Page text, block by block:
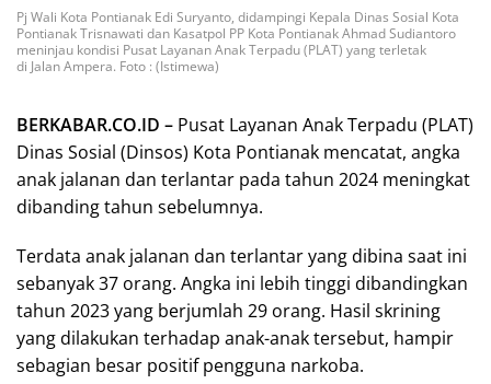
Pj Wali Kota Pontianak Edi Suryanto, didampingi Kepala Dinas Sosial Kota
Pontianak Trisnawati dan Kasatpol PP Kota Pontianak Ahmad Sudiantoro
meninjau kondisi Pusat Layanan Anak Terpadu (PLAT) yang terletak
di Jalan Ampera. Foto : (Istimewa)
BERKABAR.CO.ID – Pusat Layanan Anak Terpadu (PLAT)
Dinas Sosial (Dinsos) Kota Pontianak mencatat, angka
anak jalanan dan terlantar pada tahun 2024 meningkat
dibanding tahun sebelumnya.
Terdata anak jalanan dan terlantar yang dibina saat ini
sebanyak 37 orang. Angka ini lebih tinggi dibandingkan
tahun 2023 yang berjumlah 29 orang. Hasil skrining
yang dilakukan terhadap anak-anak tersebut, hampir
sebagian besar positif pengguna narkoba.